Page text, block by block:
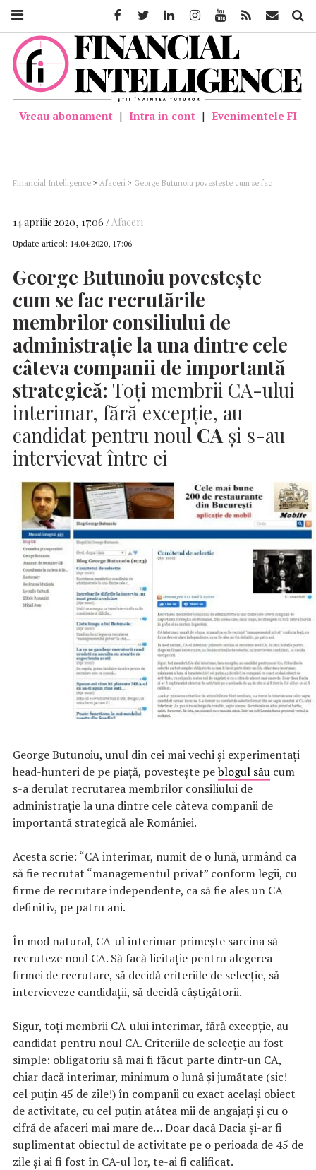
Vreau abonament | Intra in cont | Evenimentele FI
Financial Intelligence > Afaceri > George Butunoiu povesteşte cum se fac
au candidat pentru noul CA şi s-au intervievat între ei
14 aprilie 2020, 17:06 Afaceri
Update articol: 14.04.2020, 17:06
George Butunoiu povesteşte
cum se fac recrutările
membrilor consiliului de
administrație la una dintre cele
câteva companii de importantă
strategică: Toți membrii CA-ului
interimar, fără excepție, au
candidat pentru noul CA şi s-au
intervievat între ei
George Butunoiu, unul din cei mai vechi şi experimentaţi
head-hunteri de pe piaţă, povesteşte peblogul său cum
s-a derulat recrutarea membrilor consiliului de
administrație la una dintre cele câteva companii de
importantă strategică ale României.
Acesta scrie: “CA interimar, numit de o lună, urmând ca
să fie recrutat “managementul privat” conform legii, cu
firme de recrutare independente, ca să fie ales un CA
definitiv, pe patru ani.
În mod natural, CA-ul interimar primește sarcina să
recruteze noul CA. Să facă licitație pentru alegerea
firmei de recrutare, să decidă criteriile de selecție, să
intervieveze candidații, să decidă câștigătorii.
Sigur, toți membrii CA-ului interimar, fără excepție, au
candidat pentru noul CA. Criteriile de selecție au fost
simple: obligatoriu să mai fi făcut parte dintr-un CA,
chiar dacă interimar, minimum o lună și jumătate (sic!
cel puțin 45 de zile!) în companii cu exact același obiect
de activitate, cu cel puțin atâtea mii de angajați și cu o
cifră de afaceri mai mare de… Doar dacă Dacia și-ar fi
suplimentat obiectul de activitate pe o perioada de 45 de
zile și ai fi fost în CA-ul lor, te-ai fi calificat.
FacebookTwitter LinkedinInstagramYoutube Feed Mail